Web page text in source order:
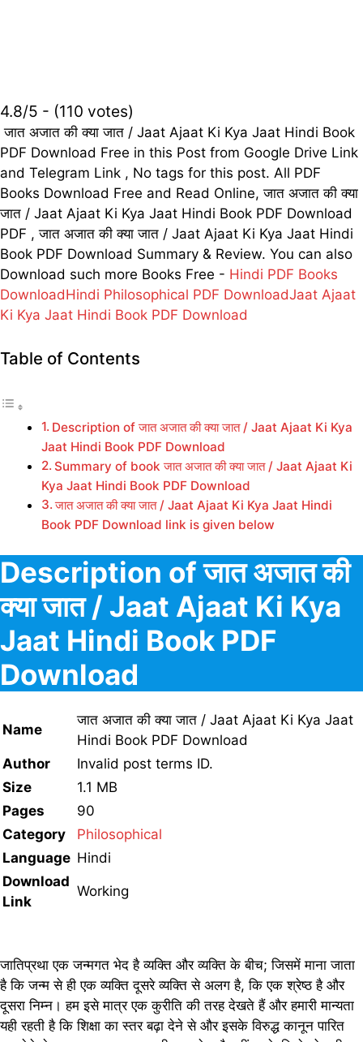
4.8/5 - (110 votes)
जात अजात की क्या जात / Jaat Ajaat Ki Kya Jaat Hindi Book
PDF Download Free in this Post from Google Drive Link
and Telegram Link , No tags for this post. All PDF
Books Download Free and Read Online, जात अजात की क्या
जात / Jaat Ajaat Ki Kya Jaat Hindi Book PDF Download
PDF , जात अजात की क्या जात / Jaat Ajaat Ki Kya Jaat Hindi
Book PDF Download Summary & Review. You can also
Download such more Books Free - Hindi PDF Books
DownloadHindi Philosophical PDF DownloadJaat Ajaat
Ki Kya Jaat Hindi Book PDF Download
Table of Contents
Description of जात अजात की क्या जात / Jaat Ajaat Ki Kya
Jaat Hindi Book PDF Download
Summary of book जात अजात की क्या जात / Jaat Ajaat Ki
Kya Jaat Hindi Book PDF Download
जात अजात की क्या जात / Jaat Ajaat Ki Kya Jaat Hindi
Book PDF Download link is given below
Description of जात अजात की
क्या जात / Jaat Ajaat Ki Kya
Jaat Hindi Book PDF
Download
Name
जात अजात की क्या जात / Jaat Ajaat Ki Kya Jaat
Hindi Book PDF Download
Author
Invalid post terms ID.
Size
1.1 MB
Pages
90
Category
Philosophical
Language Hindi
Download
Link
Working
जातिप्रथा एक जन्मगत भेद है व्यक्ति और व्यक्ति के बीच; जिसमें माना जाता
है कि जन्म से ही एक व्यक्ति दूसरे व्यक्ति से अलग है, कि एक श्रेष्ठ है और
दूसरा निम्न। हम इसे मात्र एक कुरीति की तरह देखते हैं और हमारी मान्यता
यही रहती है कि शिक्षा का स्तर बढ़ा देने से और इसके विरुद्ध कानून पारित